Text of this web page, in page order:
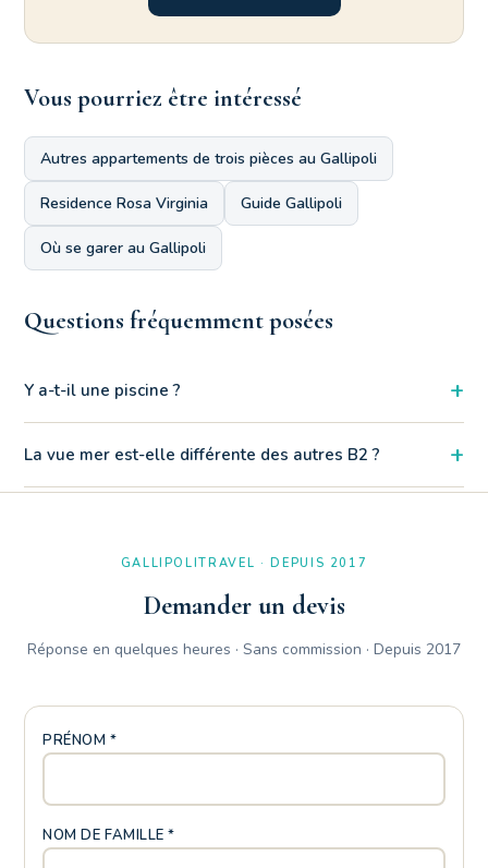
Vous pourriez être intéressé
Autres appartements de trois pièces au Gallipoli
Residence Rosa Virginia Guide Gallipoli
Où se garer au Gallipoli
Questions fréquemment posées
Y a-t-il une piscine ? +
surplombant un côté de la résidence ce qui permet de profiter
d'une perspective calme et privée par rapport au cœur du
La vue mer est-elle différente des autres B2 ? +
Oui, les lits simples du B2/3 peuvent être réunis sur demande,
GALLIPOLITRAVEL · DEPUIS 2017
Demander un devis
Réponse en quelques heures · Sans commission · Depuis 2017
PRÉNOM *
NOM DE FAMILLE *